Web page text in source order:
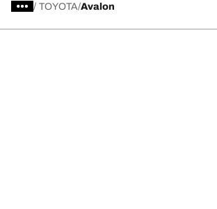
/ TOYOTA Avalon